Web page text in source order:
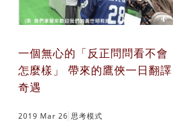
一個無心的「反正問問看不會
怎麼樣」 帶來的鷹俠一日翻譯
奇遇
2019 Mar 26 思考模式